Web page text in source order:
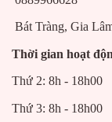
Bát Tràng, Gia
Thời gian hoạt
Thứ 2: 8h - 18h00
Thứ 3: 8h - 18h00